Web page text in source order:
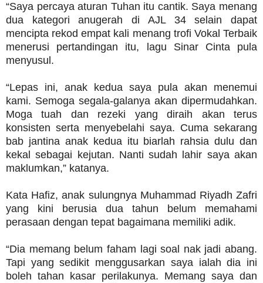
“Saya percaya aturan Tuhan itu cantik. Saya menang
dua kategori anugerah di AJL 34 selain dapat
mencipta rekod empat kali menang trofi Vokal Terbaik
menerusi pertandingan itu, lagu Sinar Cinta pula
menyusul.
“Lepas ini, anak kedua saya pula akan menemui
kami. Semoga segala-galanya akan dipermudahkan.
Moga tuah dan rezeki yang diraih akan terus
konsisten serta menyebelahi saya. Cuma sekarang
bab jantina anak kedua itu biarlah rahsia dulu dan
kekal sebagai kejutan. Nanti sudah lahir saya akan
maklumkan,” katanya.
Kata Hafiz, anak sulungnya Muhammad Riyadh Zafri
yang kini berusia dua tahun belum memahami
perasaan dengan tepat bagaimana memiliki adik.
“Dia memang belum faham lagi soal nak jadi abang.
Tapi yang sedikit menggusarkan saya ialah dia ini
boleh tahan kasar perilakunya. Memang saya dan